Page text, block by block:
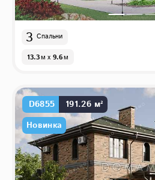
3 Спальни
13.3м x 9.6м
D6855
191.26 м²
Новинка